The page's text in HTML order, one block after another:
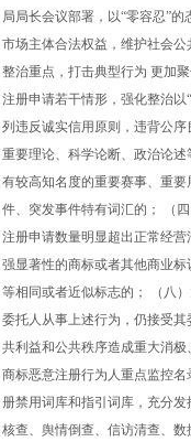
局局长会议部署，以“零容忍”
市场主体合法权益，维护社会
整治重点，打击典型行为 更加
注册申请若干情形，强化整治以
列违反诚实信用原则，违背公
重要理论、科学论断、政治论
有较高知名度的重要赛事、重
件、突发事件特有词汇的； （
注册申请数量明显超出正常经
强显著性的商标或者其他商业
等相同或者近似标志的； （八
委托人从事上述行为，仍接受
共利益和公共秩序造成重大消
商标恶意注册行为人重点监控
册禁用词库和指引词库，充分
核查、舆情倒查、信访清查、